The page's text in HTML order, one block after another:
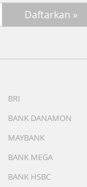
BRI
BANK DANAMON
MAYBANK
BANK MEGA
BANK HSBC